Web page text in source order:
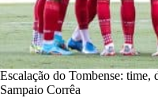
Escalação do Tombense: time,
Sampaio Corrêa